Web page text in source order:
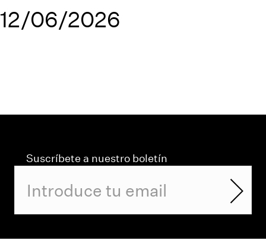
12/06/2026
Suscríbete a nuestro boletín